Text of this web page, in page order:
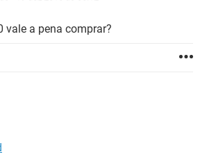
EXCEL
vale a pena comprar?